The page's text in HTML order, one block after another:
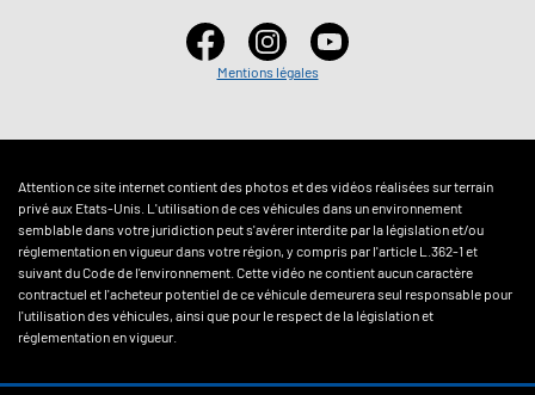
Mentions légales
Attention ce site internet contient des photos et des vidéos réalisées sur terrain
privé aux Etats-Unis. L'utilisation de ces véhicules dans un environnement
semblable dans votre juridiction peut s'avérer interdite par la législation et/ou
réglementation en vigueur dans votre région, y compris par l'article L.362-1 et
suivant du Code de l'environnement. Cette vidéo ne contient aucun caractère
contractuel et l'acheteur potentiel de ce véhicule demeurera seul responsable pour
l'utilisation des véhicules, ainsi que pour le respect de la législation et
réglementation en vigueur.